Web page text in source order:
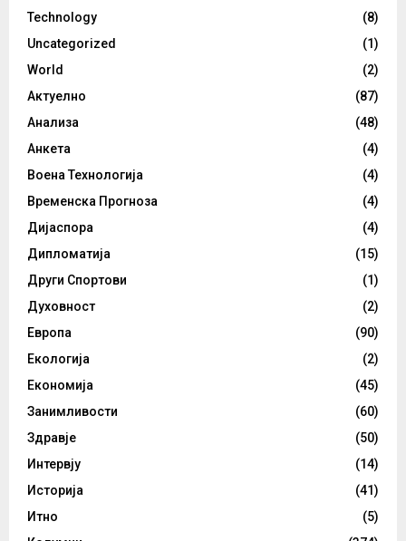
Technology
(8)
Uncategorized
(1)
World
(2)
Актуелно
(87)
Анализа
(48)
Анкета
(4)
Воена Технологија
(4)
Временска Прогноза
(4)
Дијаспора
(4)
Дипломатија
(15)
Други Спортови
(1)
Духовност
(2)
Европа
(90)
Екологија
(2)
Економија
(45)
Занимливости
(60)
Здравје
(50)
Интервју
(14)
Историја
(41)
Итно
(5)